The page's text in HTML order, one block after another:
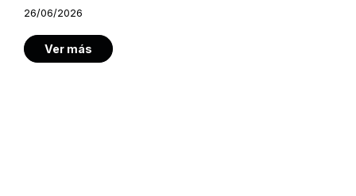
26/06/2026
Ver más